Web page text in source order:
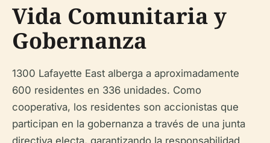
Vida Comunitaria y
Gobernanza
1300 Lafayette East alberga a aproximadamente
600 residentes en 336 unidades. Como
cooperativa, los residentes son accionistas que
participan en la gobernanza a través de una junta
directiva electa, garantizando la responsabilidad